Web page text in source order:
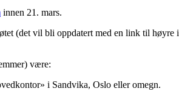
innen 21. mars.
(det vil bli oppdatert med en link til høyre i
være:
i Sandvika, Oslo eller omegn.